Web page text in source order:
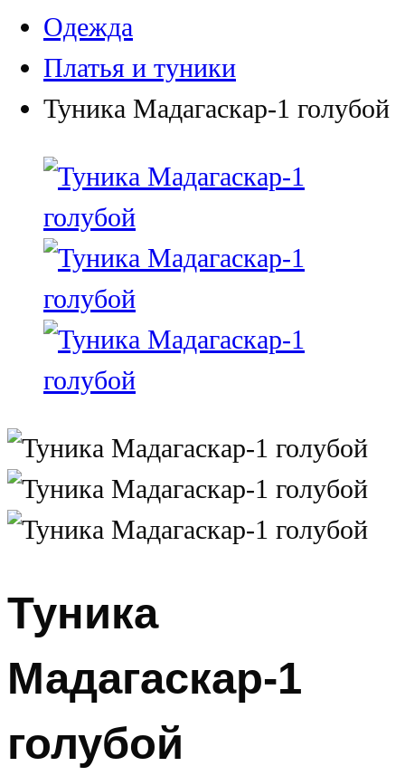
Одежда
Платья и туники
Туника Мадагаскар-1 голубой
Туника
Мадагаскар-1
голубой